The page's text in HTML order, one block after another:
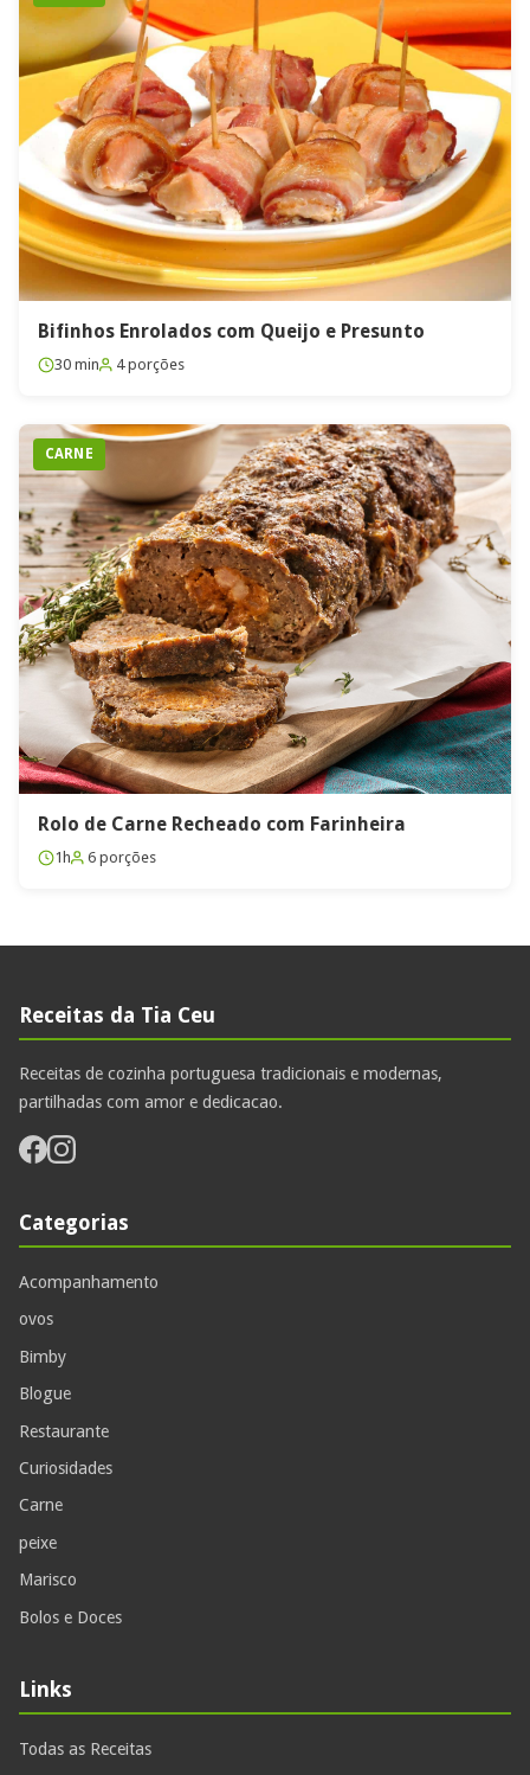
Bifinhos Enrolados com Queijo e Presunto
30 min 4 porções
CARNE
Rolo de Carne Recheado com Farinheira
1h 6 porções
Receitas da Tia Ceu
Receitas de cozinha portuguesa tradicionais e modernas,
partilhadas com amor e dedicacao.
Categorias
Acompanhamento
ovos
Bimby
Blogue
Restaurante
Curiosidades
Carne
peixe
Marisco
Bolos e Doces
Links
Todas as Receitas